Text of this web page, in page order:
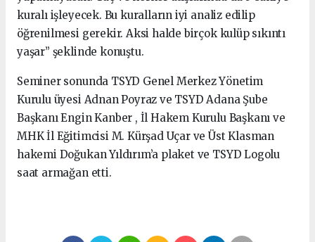
kuralı işleyecek. Bu kuralların iyi analiz edilip
öğrenilmesi gerekir. Aksi halde birçok kulüp sıkıntı
yaşar” şeklinde konuştu.
Seminer sonunda TSYD Genel Merkez Yönetim
Kurulu üyesi Adnan Poyraz ve TSYD Adana Şube
Başkanı Engin Kanber , İl Hakem Kurulu Başkanı ve
MHK İl Eğitimcisi M. Kürşad Uçar ve Üst Klasman
hakemi Doğukan Yıldırım’a plaket ve TSYD Logolu
saat armağan etti.